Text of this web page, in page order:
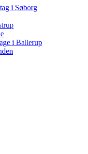
i Søborg
i Ballerup